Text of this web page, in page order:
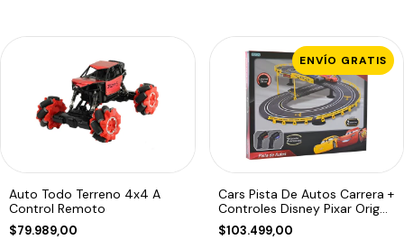
Auto Todo Terreno 4x4 A
Control Remoto
$79.989,00
ENVÍO GRATIS
Cars Pista De Autos Carrera +
Controles Disney Pixar Orig
Ed
$103.499,00